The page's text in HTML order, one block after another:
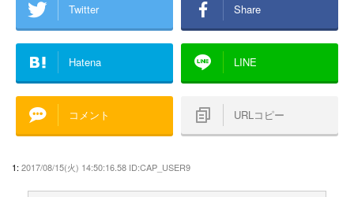
Twitter Share
Hatena LINE
コメント URLコピー
1: 2017/08/15(火) 14:50:16.58 ID:CAP_USER9